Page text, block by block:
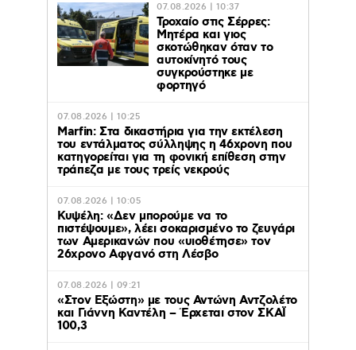
07.08.2026 | 10:37
Τροχαίο στις Σέρρες:
Μητέρα και γιος
σκοτώθηκαν όταν το
αυτοκίνητό τους
συγκρούστηκε με
φορτηγό
07.08.2026 | 10:25
Marfin: Στα δικαστήρια για την εκτέλεση
του εντάλματος σύλληψης η 46χρονη που
κατηγορείται για τη φονική επίθεση στην
τράπεζα με τους τρείς νεκρούς
07.08.2026 | 10:05
Κυψέλη: «Δεν μπορούμε να το
πιστέψουμε», λέει σοκαρισμένο το ζευγάρι
των Αμερικανών που «υιοθέτησε» τον
26χρονο Αφγανό στη Λέσβο
07.08.2026 | 09:21
«Στον Εξώστη» με τους Αντώνη Αντζολέτο
και Γιάννη Καντέλη – Έρχεται στον ΣΚΑΪ
100,3